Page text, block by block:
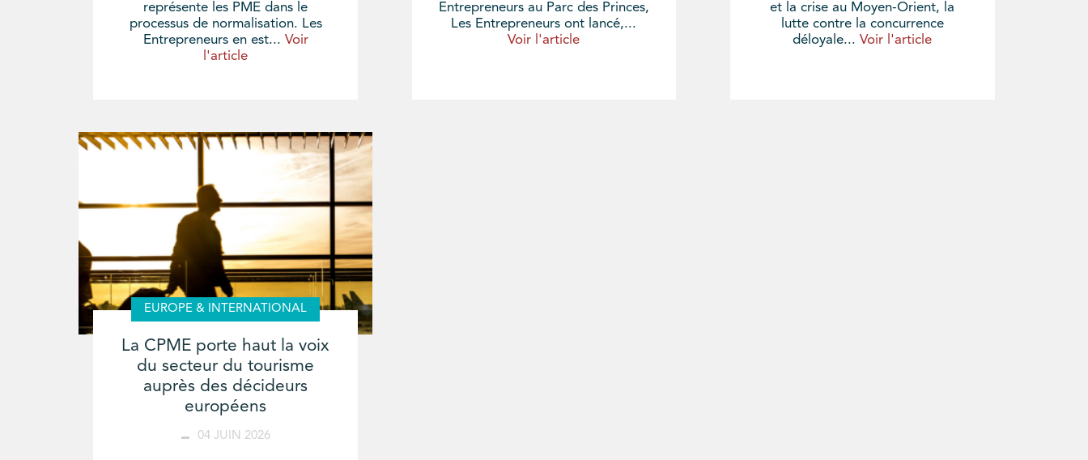
représente les PME dans le
processus de normalisation. Les
Entrepreneurs en est... Voir
l'article
Entrepreneurs au Parc des Princes,
Les Entrepreneurs ont lancé,...
Voir l'article
et la crise au Moyen-Orient, la
lutte contre la concurrence
déloyale...Voir l'article
EUROPE & INTERNATIONAL
La CPME porte haut la voix
du secteur du tourisme
auprès des décideurs
européens
04 JUIN 2026